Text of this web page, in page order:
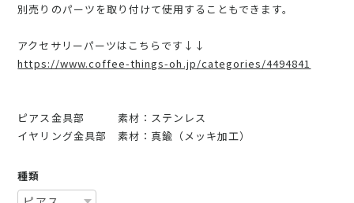
別売りのパーツを取り付けて使用することもできます。
アクセサリーパーツはこちらです↓↓
https://www.coffee-things-oh.jp/categories/4494841
ピアス金具部 素材：ステンレス
イヤリング金具部 素材：真鍮（メッキ加工）
種類